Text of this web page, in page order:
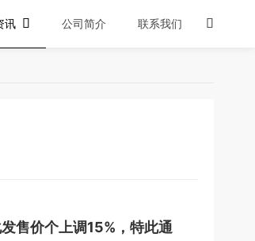

讯  公司简介 联系我们
售价个上调15%，特此通